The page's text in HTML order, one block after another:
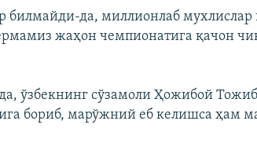
билмайди-да, миллионлаб
жаҳон чемпионатига қачон
ўзбекнинг сўзамоли Ҳожибой
бориб, марўжний еб келишса ҳам